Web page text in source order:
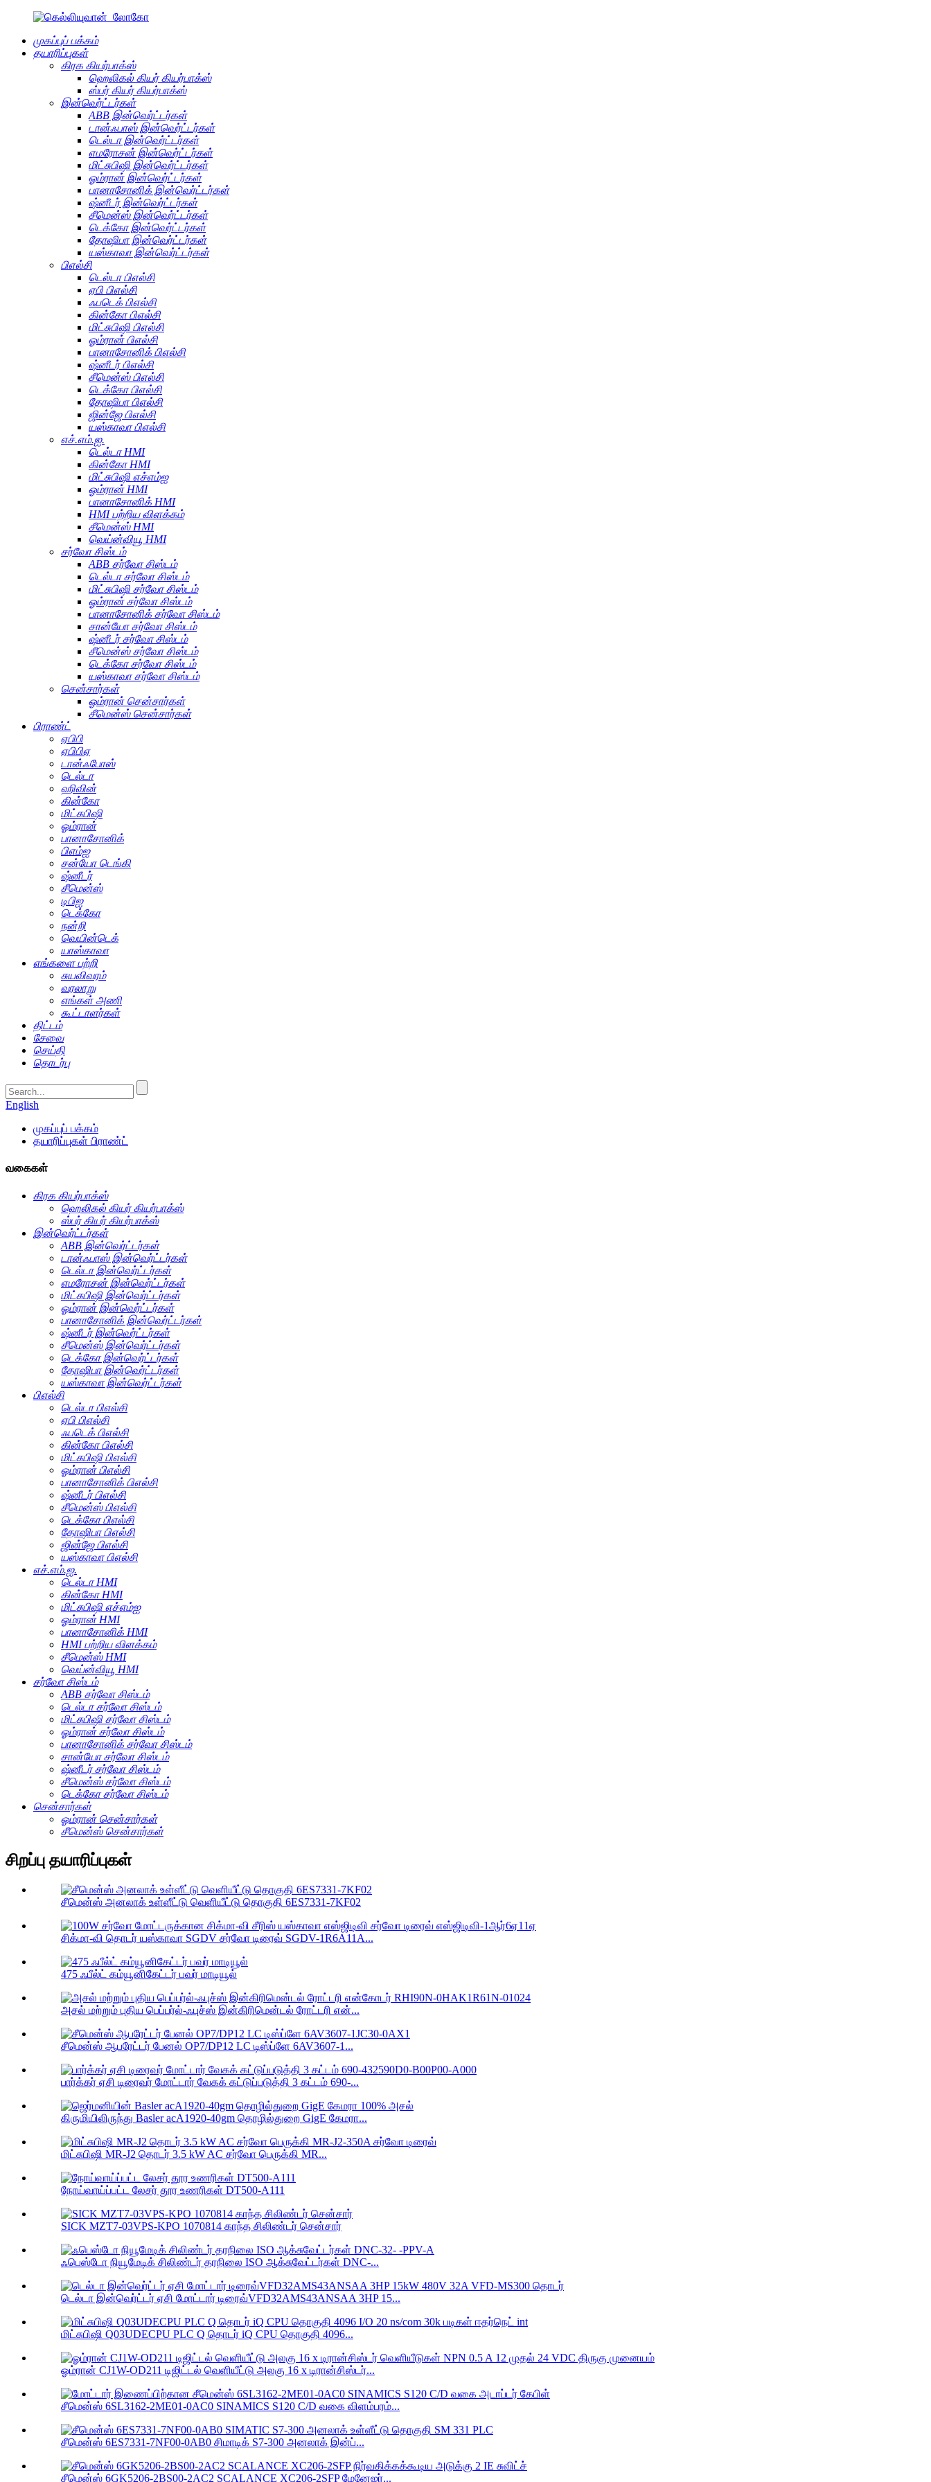
முகப்புப் பக்கம்
தயாரிப்புகள்
கிரக கியர்பாக்ஸ்
ஹெலிகல் கியர் கியர்பாக்ஸ்
ஸ்பர் கியர் கியர்பாக்ஸ்
இன்வெர்ட்டர்கள்
ABB இன்வெர்ட்டர்கள்
டான்ஃபாஸ் இன்வெர்ட்டர்கள்
டெல்டா இன்வெர்ட்டர்கள்
எமரோசன் இன்வெர்ட்டர்கள்
மிட்சுபிஷி இன்வெர்ட்டர்கள்
ஓம்ரான் இன்வெர்ட்டர்கள்
பானாசோனிக் இன்வெர்ட்டர்கள்
ஷ்னீடர் இன்வெர்ட்டர்கள்
சீமென்ஸ் இன்வெர்ட்டர்கள்
டெக்கோ இன்வெர்ட்டர்கள்
தோஷிபா இன்வெர்ட்டர்கள்
யஸ்காவா இன்வெர்ட்டர்கள்
பிஎல்சி
டெல்டா பிஎல்சி
ஏபி பிஎல்சி
ஃபடெக் பிஎல்சி
கின்கோ பிஎல்சி
மிட்சுபிஷி பிஎல்சி
ஓம்ரான் பிஎல்சி
பானாசோனிக் பிஎல்சி
ஷ்னீடர் பிஎல்சி
சீமென்ஸ் பிஎல்சி
டெக்கோ பிஎல்சி
தோஷிபா பிஎல்சி
ஜின்ஜே பிஎல்சி
யஸ்காவா பிஎல்சி
எச்.எம்.ஐ.
டெல்டா HMI
கின்கோ HMI
மிட்சுபிஷி எச்எம்ஐ
ஓம்ரான் HMI
பானாசோனிக் HMI
HMI பற்றிய விளக்கம்
சீமென்ஸ் HMI
வெய்ன்வியூ HMI
சர்வோ சிஸ்டம்
ABB சர்வோ சிஸ்டம்
டெல்டா சர்வோ சிஸ்டம்
மிட்சுபிஷி சர்வோ சிஸ்டம்
ஓம்ரான் சர்வோ சிஸ்டம்
பானாசோனிக் சர்வோ சிஸ்டம்
சான்யோ சர்வோ சிஸ்டம்
ஷ்னீடர் சர்வோ சிஸ்டம்
சீமென்ஸ் சர்வோ சிஸ்டம்
டெக்கோ சர்வோ சிஸ்டம்
யஸ்காவா சர்வோ சிஸ்டம்
சென்சார்கள்
ஓம்ரான் சென்சார்கள்
சீமென்ஸ் சென்சார்கள்
பிராண்ட்
ஏபிபி
ஏபிபிஏ
டான்ஃபோஸ்
டெல்டா
ஹிவின்
கின்கோ
மிட்சுபிஷி
ஓம்ரான்
பானாசோனிக்
பிஎம்ஐ
சன்யோ டெங்கி
ஷ்னீடர்
சீமென்ஸ்
டிபிஐ
டெக்கோ
நன்றி
வெயின்டெக்
யாஸ்காவா
எங்களை பற்றி
சுயவிவரம்
வரலாறு
எங்கள் அணி
கூட்டாளர்கள்
திட்டம்
சேவை
செய்தி
தொடர்பு
English
முகப்புப் பக்கம்
தயாரிப்புகள் பிராண்ட்
வகைகள்
கிரக கியர்பாக்ஸ்
ஹெலிகல் கியர் கியர்பாக்ஸ்
ஸ்பர் கியர் கியர்பாக்ஸ்
இன்வெர்ட்டர்கள்
ABB இன்வெர்ட்டர்கள்
டான்ஃபாஸ் இன்வெர்ட்டர்கள்
டெல்டா இன்வெர்ட்டர்கள்
எமரோசன் இன்வெர்ட்டர்கள்
மிட்சுபிஷி இன்வெர்ட்டர்கள்
ஓம்ரான் இன்வெர்ட்டர்கள்
பானாசோனிக் இன்வெர்ட்டர்கள்
ஷ்னீடர் இன்வெர்ட்டர்கள்
சீமென்ஸ் இன்வெர்ட்டர்கள்
டெக்கோ இன்வெர்ட்டர்கள்
தோஷிபா இன்வெர்ட்டர்கள்
யஸ்காவா இன்வெர்ட்டர்கள்
பிஎல்சி
டெல்டா பிஎல்சி
ஏபி பிஎல்சி
ஃபடெக் பிஎல்சி
கின்கோ பிஎல்சி
மிட்சுபிஷி பிஎல்சி
ஓம்ரான் பிஎல்சி
பானாசோனிக் பிஎல்சி
ஷ்னீடர் பிஎல்சி
சீமென்ஸ் பிஎல்சி
டெக்கோ பிஎல்சி
தோஷிபா பிஎல்சி
ஜின்ஜே பிஎல்சி
யஸ்காவா பிஎல்சி
எச்.எம்.ஐ.
டெல்டா HMI
கின்கோ HMI
மிட்சுபிஷி எச்எம்ஐ
ஓம்ரான் HMI
பானாசோனிக் HMI
HMI பற்றிய விளக்கம்
சீமென்ஸ் HMI
வெய்ன்வியூ HMI
சர்வோ சிஸ்டம்
ABB சர்வோ சிஸ்டம்
டெல்டா சர்வோ சிஸ்டம்
மிட்சுபிஷி சர்வோ சிஸ்டம்
ஓம்ரான் சர்வோ சிஸ்டம்
பானாசோனிக் சர்வோ சிஸ்டம்
சான்யோ சர்வோ சிஸ்டம்
ஷ்னீடர் சர்வோ சிஸ்டம்
சீமென்ஸ் சர்வோ சிஸ்டம்
டெக்கோ சர்வோ சிஸ்டம்
சென்சார்கள்
ஓம்ரான் சென்சார்கள்
சீமென்ஸ் சென்சார்கள்
சிறப்பு தயாரிப்புகள்
சீமென்ஸ் அனலாக் உள்ளீட்டு வெளியீட்டு தொகுதி 6ES7331-7KF02
சிக்மா-வி தொடர் யஸ்காவா SGDV சர்வோ டிரைவ் SGDV-1R6A11A...
475 ஃபீல்ட் கம்யூனிகேட்டர் பவர் மாடியூல்
அசல் மற்றும் புதிய பெப்பர்ல்-ஃபுச்ஸ் இன்கிரிமென்டல் ரோட்டரி என்...
சீமென்ஸ் ஆபரேட்டர் பேனல் OP7/DP12 LC டிஸ்ப்ளே 6AV3607-1...
பார்க்கர் ஏசி டிரைவர் மோட்டார் வேகக் கட்டுப்படுத்தி 3 கட்டம் 690-...
கிருமியிலிருந்து Basler acA1920-40gm தொழில்துறை GigE கேமரா...
மிட்சுபிஷி MR-J2 தொடர் 3.5 kW AC சர்வோ பெருக்கி MR...
நோய்வாய்ப்பட்ட லேசர் தூர உணரிகள் DT500-A111
SICK MZT7-03VPS-KPO 1070814 காந்த சிலிண்டர் சென்சார்
ஃபெஸ்டோ நியூமேடிக் சிலிண்டர் தரநிலை ISO ஆக்சுவேட்டர்கள் DNC-...
டெல்டா இன்வெர்ட்டர் ஏசி மோட்டார் டிரைவ்VFD32AMS43ANSAA 3HP 15...
மிட்சுபிஷி Q03UDECPU PLC Q தொடர் iQ CPU தொகுதி 4096...
ஓம்ரான் CJ1W-OD211 டிஜிட்டல் வெளியீட்டு அலகு 16 x டிரான்சிஸ்டர்...
சீமென்ஸ் 6SL3162-2ME01-0AC0 SINAMICS S120 C/D வகை விளம்பரம்...
சீமென்ஸ் 6ES7331-7NF00-0AB0 சிமாடிக் S7-300 அனலாக் இன்ப்...
சீமென்ஸ் 6GK5206-2BS00-2AC2 SCALANCE XC206-2SFP மேனேஜர்...